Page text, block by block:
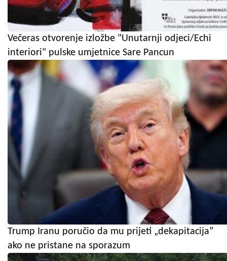
Večeras otvorenje izložbe "Unutarnji odjeci/Echi
interiori" pulske umjetnice Sare Pancun
Trump Iranu poručio da mu prijeti „dekapitacija”
ako ne pristane na sporazum